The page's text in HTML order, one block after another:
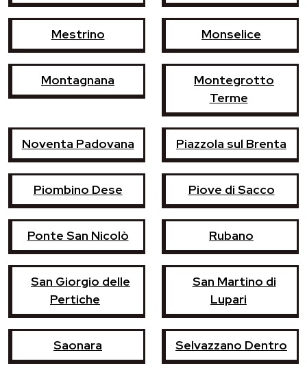
Mestrino Monselice
Montagnana
Montegrotto
Terme
Noventa Padovana Piazzola sul Brenta
Piombino Dese Piove di Sacco
Ponte San Nicolò Rubano
San Giorgio delle
Pertiche
San Martino di
Lupari
Saonara Selvazzano Dentro